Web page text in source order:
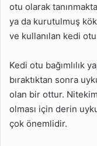
otu olarak
ya da kurutulmuş
ve kullanılan kedi
Kedi otu bağımlılık
bıraktıktan sonra
olan bir ottur.
olması için derin
çok önemlidir.